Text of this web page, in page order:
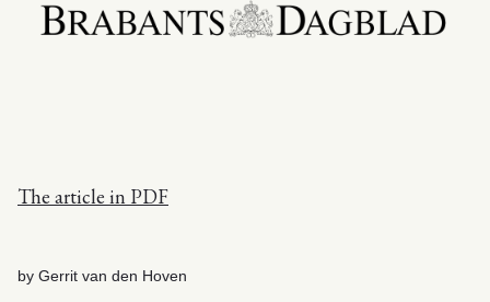
The article in PDF
by Gerrit van den Hoven